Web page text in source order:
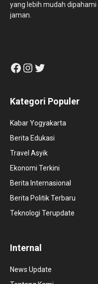
yang lebih mudah
jaman.
Facebook
Instagram
Twitter
Kategori Populer
Kabar Yogyakarta
Berita Edukasi
Travel Asyik
Ekonomi Terkini
Berita Internasional
Berita Politik Terbaru
Teknologi Terupdate
Internal
News Update